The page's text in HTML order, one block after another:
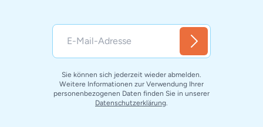
Sie können sich jederzeit wieder abmelden.
Weitere Informationen zur Verwendung Ihrer
personenbezogenen Daten finden Sie in unserer
Datenschutzerklärung